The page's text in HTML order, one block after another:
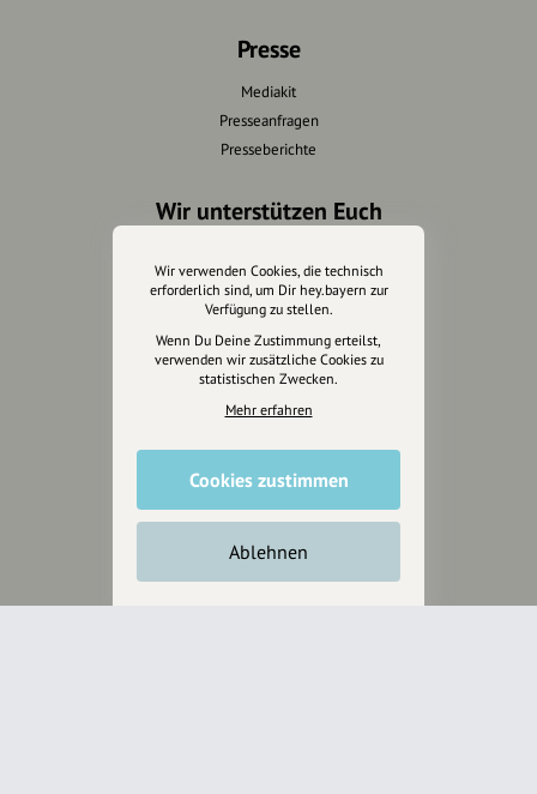
Presse
Mediakit
Presseanfragen
Presseberichte
Wir unterstützen Euch
Marketing
Design & Branding
Anakin Design
hey.bayern ist ein Projekt von
uns für unsere Region und
für alle, die uns besuchen
Wir verwenden Cookies, die technisch
erforderlich sind, um Dir hey.bayern zur
Verfügung zu stellen.
Wenn Du Deine Zustimmung erteilst,
verwenden wir zusätzliche Cookies zu
statistischen Zwecken.
Mehr erfahren
Cookies zustimmen
Ablehnen